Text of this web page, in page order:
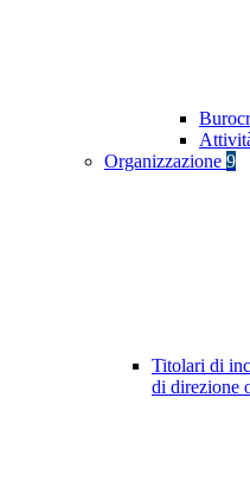
Organizzazione 9
Titolari di
di direzione